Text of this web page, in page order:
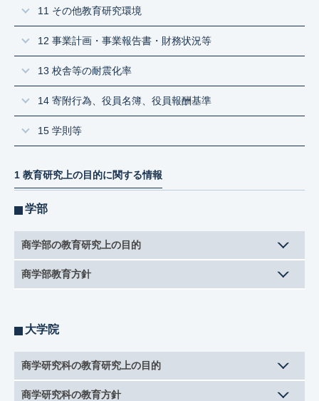
11 その他教育研究環境
12 事業計画・事業報告書・財務状況等
13 校舎等の耐震化率
14 寄附行為、役員名簿、役員報酬基準
15 学則等
1 教育研究上の目的に関する情報
学部
商学部の教育研究上の目的
商学部教育方針
大学院
商学研究科の教育研究上の目的
商学研究科の教育方針